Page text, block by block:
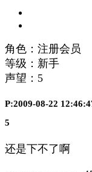
角色：注册会员
等级：新手
声望： 5
P:2009-08-22
5
还是下不了啊